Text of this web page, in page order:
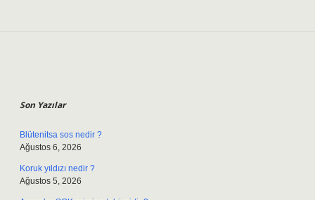
Son Yazılar
Blütenitsa sos nedir ?
Ağustos 6, 2026
Koruk yıldızı nedir ?
Ağustos 5, 2026